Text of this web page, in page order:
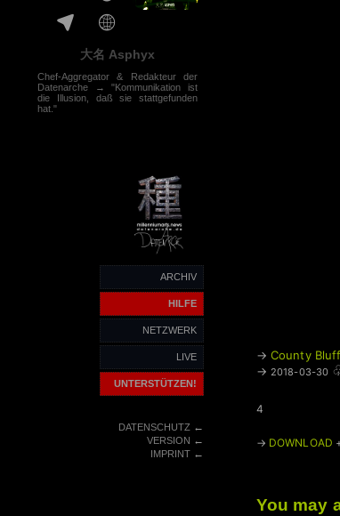
大名 Asphyx
Chef-Aggregator & Redakteur der
Datenarche → "Kommunikation ist
die Illusion, daß sie stattgefunden
hat."
ARCHIV
HILFE
NETZWERK
LIVE
UNTERSTÜTZEN!
DATENSCHUTZ←
VERSION ←
IMPRINT←
→ County Bluff
→ 2018-03-30
4
→ DOWNLOAD
You may